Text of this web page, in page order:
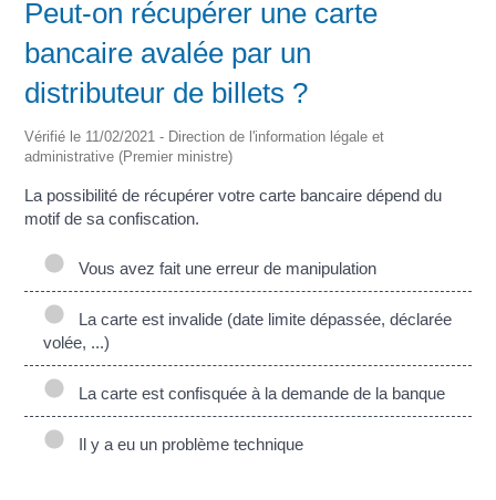
Peut-on récupérer une carte
bancaire avalée par un
distributeur de billets ?
Vérifié le 11/02/2021 - Direction de l'information légale et
administrative (Premier ministre)
La possibilité de récupérer votre carte bancaire dépend du
motif de sa confiscation.
Vous avez fait une erreur de manipulation
La carte est invalide (date limite dépassée, déclarée
volée, ...)
La carte est confisquée à la demande de la banque
Il y a eu un problème technique